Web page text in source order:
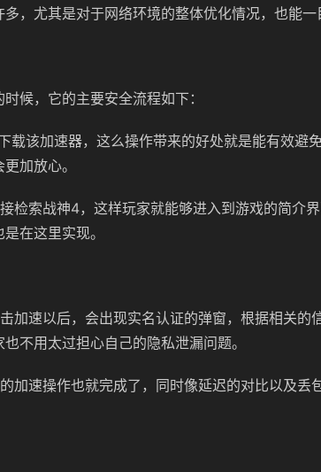
，尤其是对于网络环境的整体优化情况，也能一
候，它的主要安全流程如下：
载该加速器，这么操作带来的好处就是能有效避
加放心。
检索战神4，这样玩家就能够进入到游戏的简介
在这里实现。
加速以后，会出现实名认证的弹窗，根据相关的
不用太过担心自己的隐私泄漏问题。
加速操作也就完成了，同时像延迟的对比以及丢